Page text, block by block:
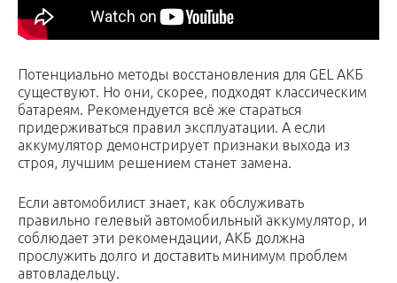
Потенциально методы восстановления для GEL АКБ
существуют. Но они, скорее, подходят классическим
батареям. Рекомендуется всё же стараться
придерживаться правил эксплуатации. А если
аккумулятор демонстрирует признаки выхода из
строя, лучшим решением станет замена.
Если автомобилист знает, как обслуживать
правильно гелевый автомобильный аккумулятор, и
соблюдает эти рекомендации, АКБ должна
прослужить долго и доставить минимум проблем
автовладельцу.